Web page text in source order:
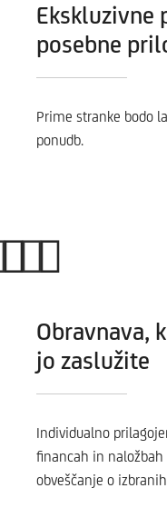
Ekskluzivne
posebne
Prime stranke bodo
ponudb.
Obravnava,
jo zaslužite
Individualno
financah in naložbah
obveščanje o